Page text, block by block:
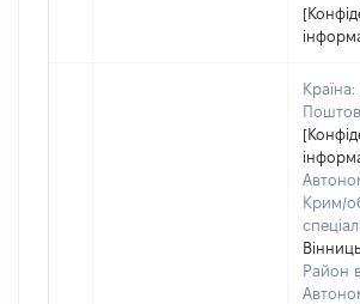
Країна:
Крим/
Район